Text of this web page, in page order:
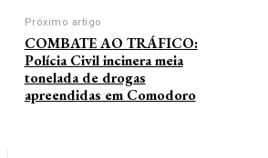
Próximo artigo
COMBATE AO TRÁFICO:
Polícia Civil incinera meia
tonelada de drogas
apreendidas em Comodoro